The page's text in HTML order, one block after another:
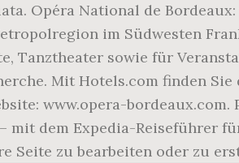
Opéra National de
im Südwesten
Tanztheater sowie für
Mit Hotels.com finden
www.opera-
mit dem Expedia-Reiseführer
Seite zu bearbeiten oder zu